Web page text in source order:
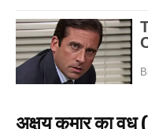
अक्षय कुमार का